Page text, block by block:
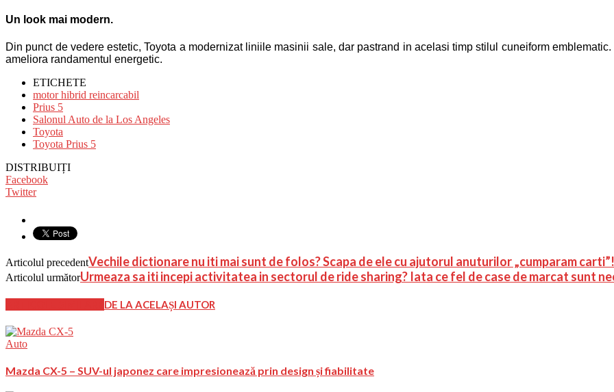
Un look mai modern.
Din punct de vedere estetic, Toyota a modernizat liniile masinii sale, dar pastrand in acelasi timp stilul cuneiform
ameliora randamentul energetic.
ETICHETE
motor hibrid reincarcabil
Prius 5
Salonul Auto de la Los Angeles
Toyota
Toyota Prius 5
DISTRIBUIȚI
Facebook
Twitter
Articolul precedentVechile dictionare nu iti mai sunt de folos? Scapa de ele cu ajutorul anuturilor „cumparam carti”!
Articolul următorUrmeaza sa iti incepi activitatea in sectorul de ride sharing? Iata ce fel de case de marcat sunt
DE LA ACELAȘI AUTOR
Auto
Mazda CX-5 – SUV-ul japonez care impresionează prin design și fiabilitate